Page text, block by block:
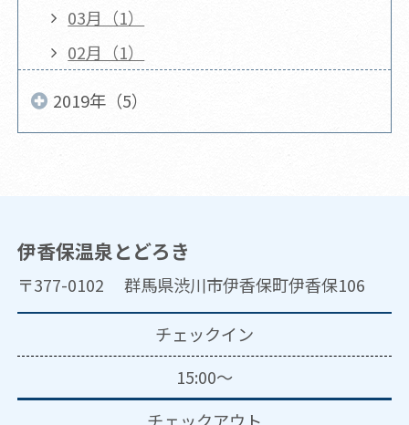
03月（1）
02月（1）
2019年（5）
伊香保温泉とどろき
〒377-0102 群馬県渋川市伊香保町伊香保106
チェックイン
15:00～